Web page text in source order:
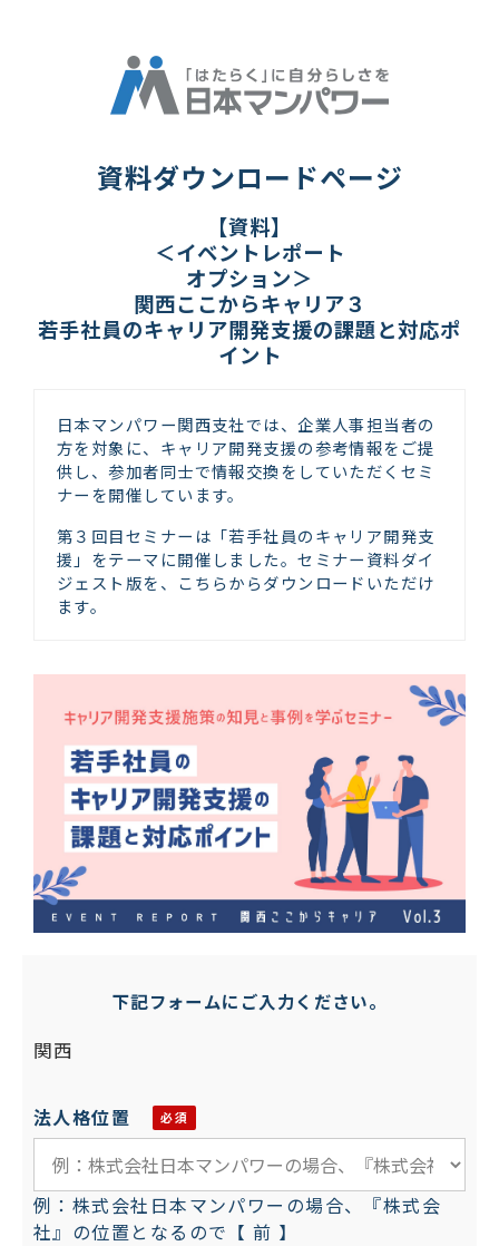
資料ダウンロードページ
【資料】
＜イベントレポート
オプション＞
関西ここからキャリア３
若手社員のキャリア開発支援の課題と対応ポ
イント
日本マンパワー関西支社では、企業人事担当者の
方を対象に、キャリア開発支援の参考情報をご提
供し、参加者同士で情報交換をしていただくセミ
ナーを開催しています。
第３回目セミナーは「若手社員のキャリア開発支
援」をテーマに開催しました。セミナー資料ダイ
ジェスト版を、こちらからダウンロードいただけ
ます。
下記フォームにご入力ください。
関西
法人格位置
例：株式会社日本マンパワーの場合、『株式会
社』の位置となるので【 前 】